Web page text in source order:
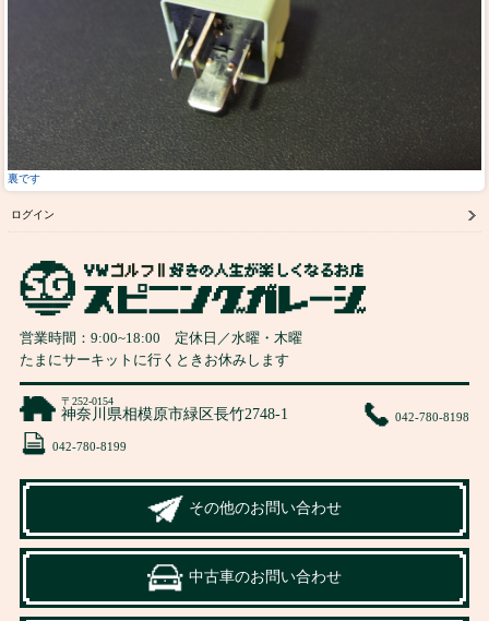
裏です
ログイン
営業時間： 9:00~18:00 定休日／水曜・木曜
たまにサーキットに行くときお休みします
〒252-0154
神奈川県相模原市緑区長竹2748-1 042-780-8198
042-780-8199
その他のお問い合わせ
中古車のお問い合わせ